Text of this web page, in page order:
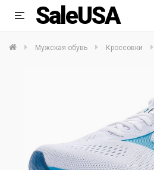
SaleUSA
Мужская обувь Кроссовки